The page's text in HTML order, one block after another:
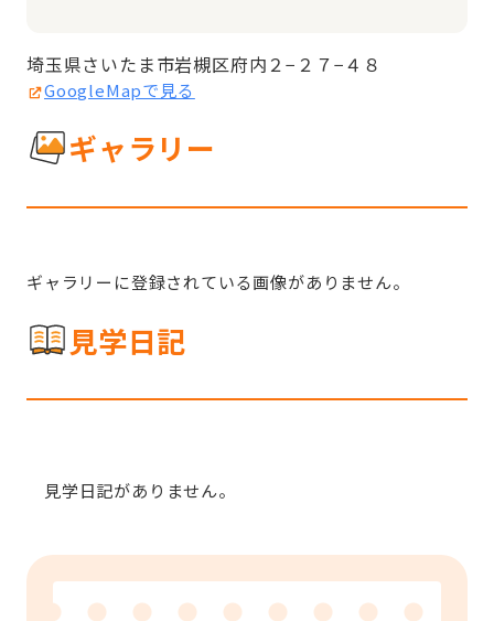
埼玉県さいたま市岩槻区府内２−２７−４８
GoogleMapで見る
ギャラリー
ギャラリーに登録されている画像がありません。
見学日記
見学日記がありません。